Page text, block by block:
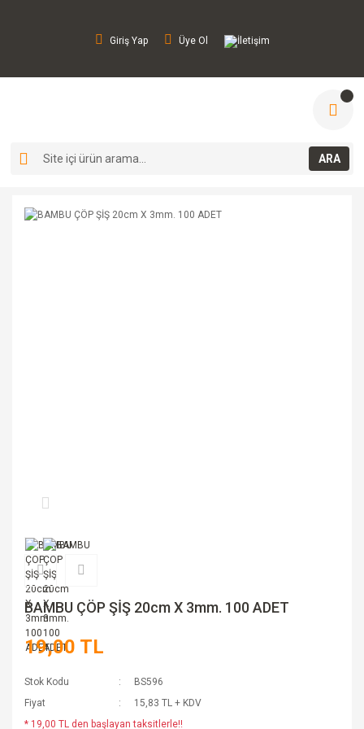
Giriş Yap Üye Ol İletişim
ARA
BAMBU ÇÖP ŞİŞ 20cm X 3mm. 100 ADET
19,00 TL
Stok Kodu
BS596
Fiyat
15,83 TL + KDV
* 19,00 TL den başlayan taksitlerle!!